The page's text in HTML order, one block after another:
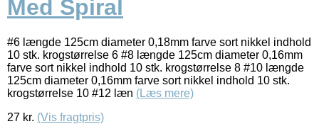
Med Spiral
#6 længde 125cm diameter 0,18mm farve sort nikkel indhold
10 stk. krogstørrelse 6 #8 længde 125cm diameter 0,16mm
farve sort nikkel indhold 10 stk. krogstørrelse 8 #10 længde
125cm diameter 0,16mm farve sort nikkel indhold 10 stk.
krogstørrelse 10 #12 læn (Læs mere)
27 kr. (Vis fragtpris)